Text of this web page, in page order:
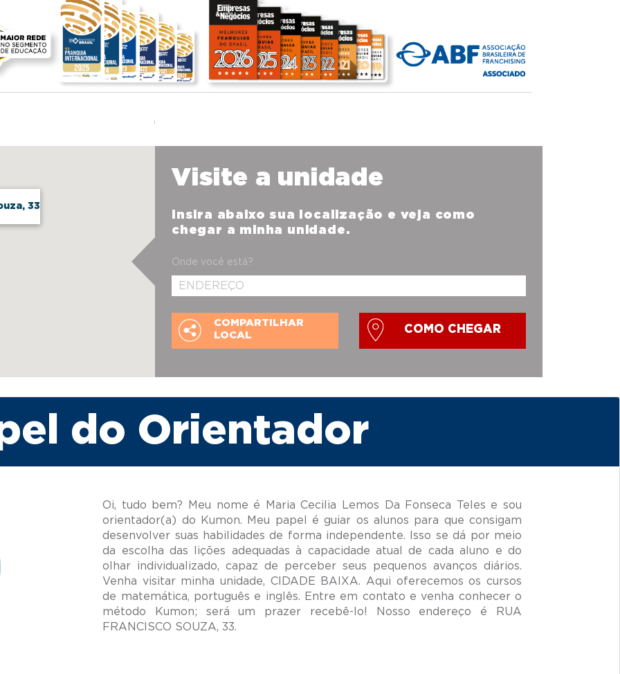
33
Visite a unidade
Insira abaixo sua localização e veja como
chegar a minha unidade.
Onde você está?
COMPARTILHAR
LOCAL
COMO CHEGAR
do Orientador
Oi, tudo bem? Meu nome é Maria Cecilia Lemos Da Fonseca Teles e sou
orientador(a) do Kumon. Meu papel é guiar os alunos para que consigam
desenvolver suas habilidades de forma independente. Isso se dá por meio
da escolha das lições adequadas à capacidade atual de cada aluno e do
olhar individualizado, capaz de perceber seus pequenos avanços diários.
Venha visitar minha unidade, CIDADE BAIXA. Aqui oferecemos os cursos
de matemática, português e inglês. Entre em contato e venha conhecer o
método Kumon; será um prazer recebê-lo! Nosso endereço é RUA